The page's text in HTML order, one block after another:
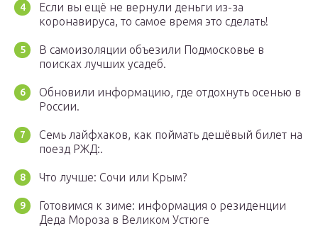
Если вы ещё не вернули деньги из-за
коронавируса, то самое время это сделать!
В самоизоляции объезили Подмосковье в
поисках лучших усадеб.
Обновили информацию, где отдохнуть осенью в
России.
Семь лайфхаков, как поймать дешёвый билет на
поезд РЖД:.
Что лучше: Сочи или Крым?
Готовимся к зиме: информация о резиденции
Деда Мороза в Великом Устюге